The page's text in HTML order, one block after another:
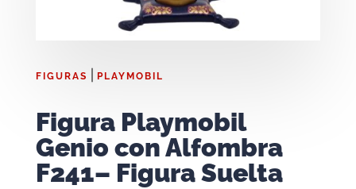
FIGURAS PLAYMOBIL
Figura Playmobil
Genio con Alfombra
F241– Figura Suelta